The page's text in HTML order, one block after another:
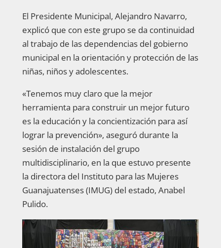
El Presidente Municipal, Alejandro Navarro,
explicó que con este grupo se da continuidad
al trabajo de las dependencias del gobierno
municipal en la orientación y protección de las
niñas, niños y adolescentes.
«Tenemos muy claro que la mejor
herramienta para construir un mejor futuro
es la educación y la concientización para así
lograr la prevención», aseguró durante la
sesión de instalación del grupo
multidisciplinario, en la que estuvo presente
la directora del Instituto para las Mujeres
Guanajuatenses (IMUG) del estado, Anabel
Pulido.